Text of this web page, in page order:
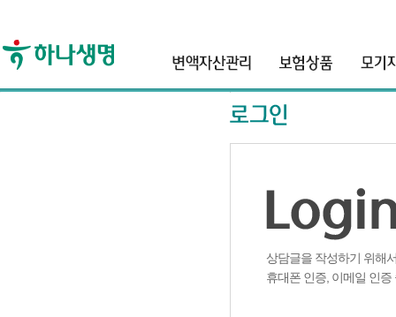
상담글을 작성하기 위해
휴대폰 인증, 이메일 인